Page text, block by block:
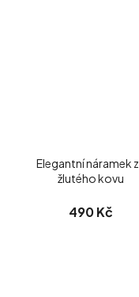
Elegantní náramek
žlutého kovu
490 Kč